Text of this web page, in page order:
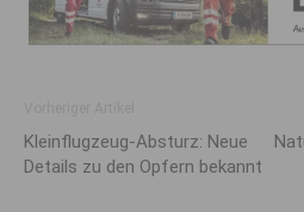
Kleinflugzeug-Absturz: Neue
Details zu den Opfern bekannt